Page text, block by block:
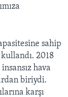
sahip
2018
hava
biriydi.
karşı